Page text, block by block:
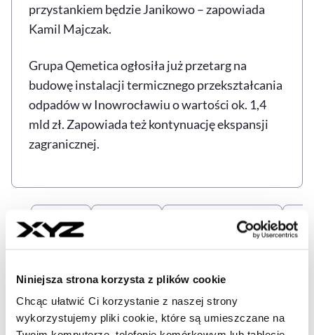
Niniejsza strona korzysta z plików cookie
Chcąc ułatwić Ci korzystanie z naszej strony
wykorzystujemy pliki cookie, które są umieszczane na
przystankiem będzie Janikowo – zapowiada
Kamil Majczak.
Grupa Qemetica ogłosiła już przetarg na
budowę instalacji termicznego przekształcania
odpadów w Inowrocławiu o wartości ok. 1,4
mld zł. Zapowiada też kontynuację ekspansji
zagranicznej.
SEBASTIAN KULCZYK
Udostępnij Kopiuj link artykułu